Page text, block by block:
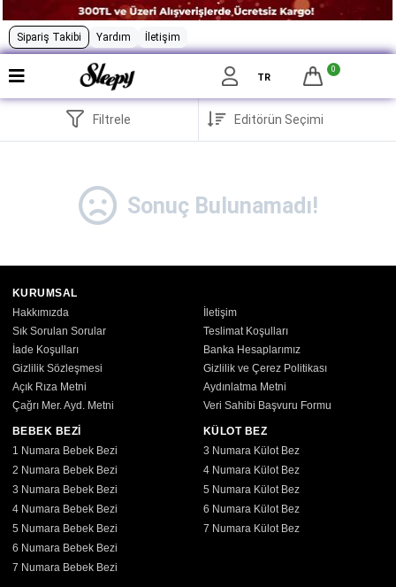
Sipariş Takibi Yardım İletişim
TR
0
Filtrele
Sonuç Bulunamadı!
KURUMSAL
Hakkımızda
İletişim
Sık Sorulan Sorular
Teslimat Koşulları
İade Koşulları
Banka Hesaplarımız
Gizlilik Sözleşmesi
Gizlilik ve Çerez Politikası
Açık Rıza Metni
Aydınlatma Metni
Çağrı Mer. Ayd. Metni
Veri Sahibi Başvuru Formu
BEBEK BEZİ
1 Numara Bebek Bezi
2 Numara Bebek Bezi
3 Numara Bebek Bezi
4 Numara Bebek Bezi
5 Numara Bebek Bezi
6 Numara Bebek Bezi
7 Numara Bebek Bezi
KÜLOT BEZ
3 Numara Külot Bez
4 Numara Külot Bez
5 Numara Külot Bez
6 Numara Külot Bez
7 Numara Külot Bez